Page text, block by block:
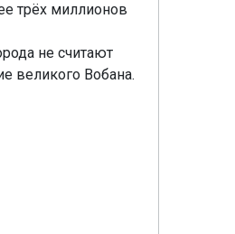
трёх миллионов
не считают
великого Вобана.